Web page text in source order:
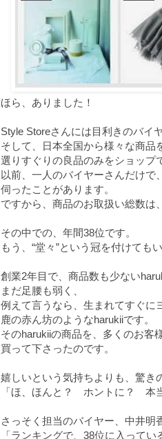
ほら、ありました！
Style Storeさんには目利きのバイ
そして、日本全国から様々な商品
選りすぐりの良品のみをショップ
以前、一人のバイヤーさんだけで
伺ったことがあります。
ですから、商品のお取扱い総数は
その中での、年間38位です。
もう、“堂々”という冠を付けても
創業2年目で、商品数も少ない
まだ足腰も弱く、
例えて言うなら、生まれてすぐに
鹿の赤ん坊のようなharukiiです。
そのharukiiの商品を、多くのお客
買って下さったのです。
嬉しいという気持ちよりも、驚き
「ほ、ほんと？ ホントに？ 本
さっそく担当のバイヤー、中井明
「ランキングで、38位に入ってい